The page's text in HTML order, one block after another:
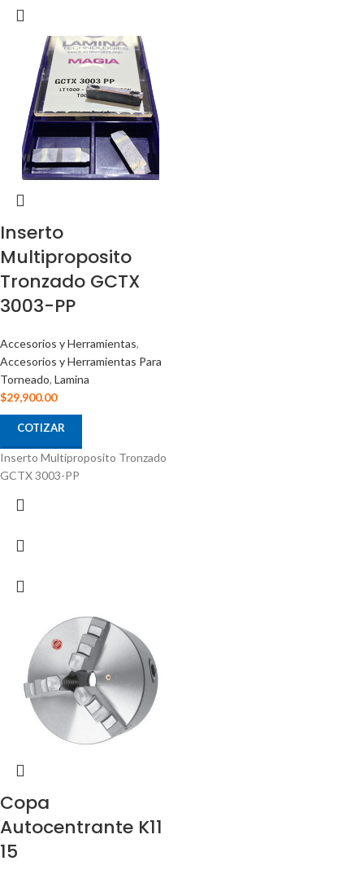
Inserto
Multiproposito
Tronzado GCTX
3003-PP
Accesorios y Herramientas,
Accesorios y Herramientas Para
Torneado, Lamina
$29,900.00
COTIZAR
Inserto Multiproposito Tronzado
GCTX 3003-PP
Copa
Autocentrante K11
15